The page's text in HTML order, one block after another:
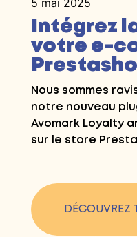
Intégrez
votre e-
Nous sommes
notre nouveau
Avomark Loyalty
sur le store
DÉCOUVREZ